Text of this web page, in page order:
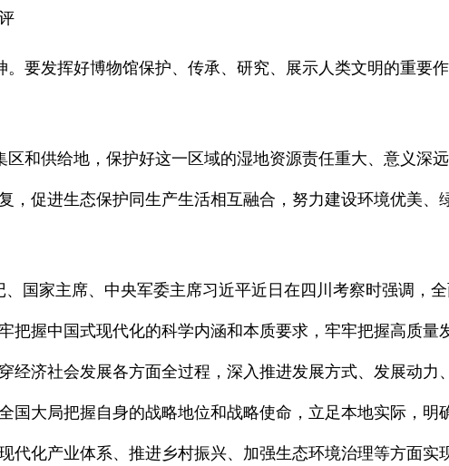
发挥好博物馆保护、传承、研究、展示人类文明的重要
供给地，保护好这一区域的湿地资源责任重大、意义深
，促进生态保护同生产生活相互融合，努力建设环境优美、
家主席、中央军委主席习近平近日在四川考察时强调，全
握中国式现代化的科学内涵和本质要求，牢牢把握高质量
经济社会发展各方面全过程，深入推进发展方式、发展动力
国大局把握自身的战略地位和战略使命，立足本地实际，明
代化产业体系、推进乡村振兴、加强生态环境治理等方面实